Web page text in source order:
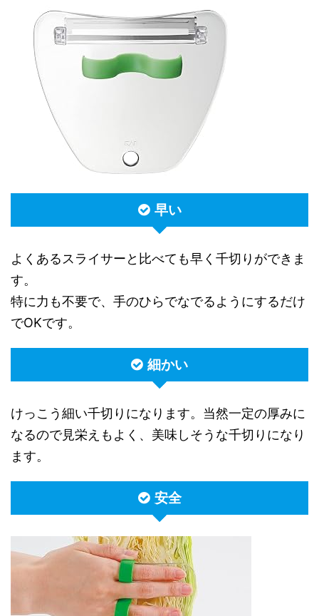
早い
よくあるスライサーと比べても早く千切りができま
す。
特に力も不要で、手のひらでなでるようにするだけ
でOKです。
細かい
けっこう細い千切りになります。当然一定の厚みに
なるので見栄えもよく、美味しそうな千切りになり
ます。
安全